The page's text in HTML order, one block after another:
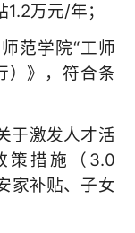
万元/年；
范学院“工师
）》，符合条
于激发人才活
策措施（3.0
家补贴、子女